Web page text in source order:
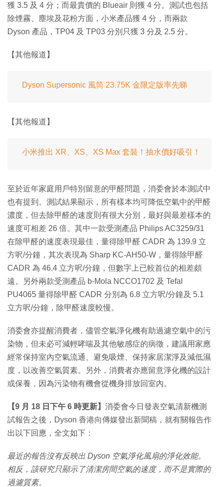
獲 3.5 及 4 分；而最貴價的 Blueair 則獲 4 分。測試也包括
除煙霧、塵埃及花粉方面，小米產品獲 4 分，而兩款
Dyson 產品，TP04 及 TP03 分別只獲 3 分及 2.5 分。
【其他報道】
Dyson Supersonic 風筒 23.75K 金限定版率先睇
【其他報道】
小米推出 XR、XS、XS Max 套裝！抽水價好吸引！
至於近年家庭用戶特別留意的甲醛問題，消委會於本測試中
也有提到。測試結果顯示，所有樣本均可降低空氣中的甲醛
濃度，但去除甲醛的速度則有很大分別，最好與最差樣本的
速度可相差 26 倍。其中一款受測產品 Philips AC3259/31
在除甲醛的速度表現最佳，量得除甲醛 CADR 為 139.9 立
方呎/分鐘，其次表現為 Sharp KC-AH50-W，量得除甲醛
CADR 為 46.4 立方呎/分鐘，但數字上已較首位的相差頗
遠。另外兩款受測產品 b-Mola NCCO1702 及 Tefal
PU4065 量得除甲醛 CADR 分別為 6.8 立方呎/分鐘及 5.1
立方呎/分鐘，除甲醛速度較慢。
消委會亦提醒消費者，儘管空氣淨化機有助過濾空氣中的污
染物，但未必可減輕哮喘及其他敏感症的病徵，建議用家應
經常保持室內空氣流通、避免吸煙、保持家居潔淨及減低濕
度，以改善空氣質素。另外，消費者亦應留意淨化機的設計
或保養，因為污染物有機會從機身排放回室內。
【9 月 18 日下午 6 時更新】 消委會今日發表空氣清新機測
試報告之後，Dyson 香港向傳媒發出新聞稿，就有關報告作
出以下回應，全文如下：
最近的報告沒有反映出 Dyson 空氣淨化風扇的淨化效能。
相反，該研究只顯示了清潔房間空氣的速度，而不是實際的
過濾質素。